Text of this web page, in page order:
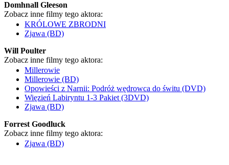
Domhnall Gleeson
Zobacz inne filmy tego aktora:
KRÓLOWE ZBRODNI
Zjawa (BD)
Will Poulter
Zobacz inne filmy tego aktora:
Millerowie
Millerowie (BD)
Opowieści z Narnii: Podróż wędrowca do świtu (DVD)
Więzień Labiryntu 1-3 Pakiet (3DVD)
Zjawa (BD)
Forrest Goodluck
Zobacz inne filmy tego aktora:
Zjawa (BD)